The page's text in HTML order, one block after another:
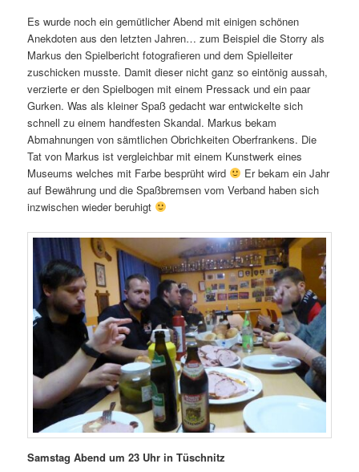
Es wurde noch ein gemütlicher Abend mit einigen schönen
Anekdoten aus den letzten Jahren… zum Beispiel die Storry als
Markus den Spielbericht fotografieren und dem Spielleiter
zuschicken musste. Damit dieser nicht ganz so eintönig aussah,
verzierte er den Spielbogen mit einem Pressack und ein paar
Gurken. Was als kleiner Spaß gedacht war entwickelte sich
schnell zu einem handfesten Skandal. Markus bekam
Abmahnungen von sämtlichen Obrichkeiten Oberfrankens. Die
Tat von Markus ist vergleichbar mit einem Kunstwerk eines
Museums welches mit Farbe besprüht wird
Er bekam ein Jahr
auf Bewährung und die Spaßbremsen vom Verband haben sich
inzwischen wieder beruhigt
Samstag Abend um 23 Uhr in Tüschnitz